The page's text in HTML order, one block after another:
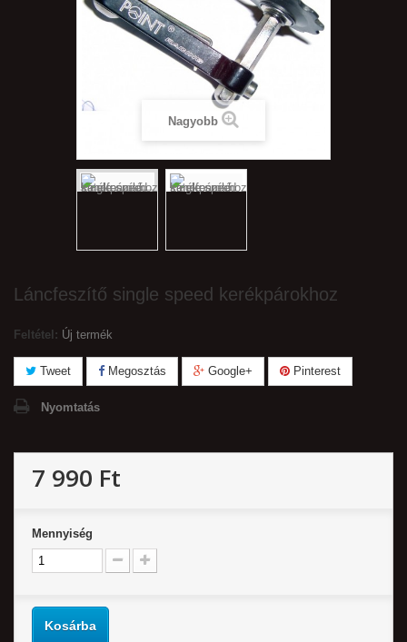
Nagyobb
Láncfeszítő single speed kerékpárokhoz
Feltétel: Új termék
Tweet Megosztás Google+ Pinterest
Nyomtatás
7 990 Ft‎
Mennyiség
Kosárba